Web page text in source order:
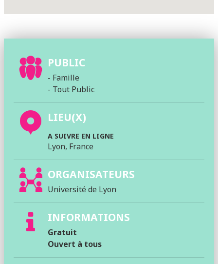
PUBLIC
- Famille
- Tout Public
LIEU(X)
A SUIVRE EN LIGNE
Lyon, France
ORGANISATEURS
Université de Lyon
INFORMATIONS
Gratuit
Ouvert à tous